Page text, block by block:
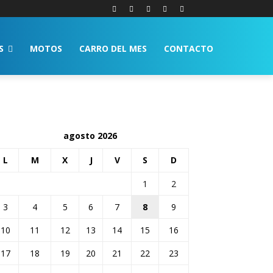
MOTOS CARRO DEL MES CONTACTO
agosto 2026
L M X J V S D
1
2
3
4 5 6 7 8
9
10
11 12 13 14 15
16
17
18 19 20 21 22
23